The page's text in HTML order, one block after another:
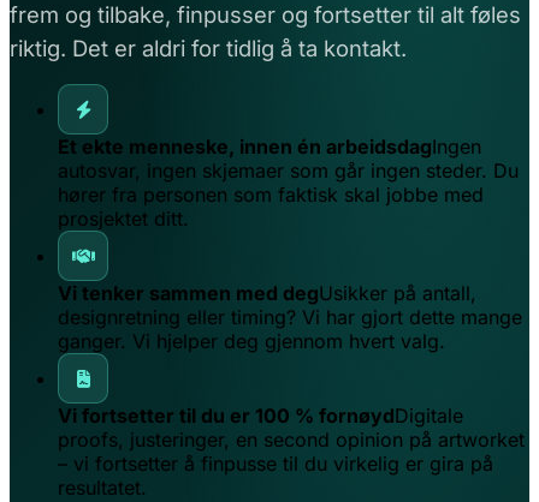
frem og tilbake, finpusser og fortsetter til alt føles
riktig. Det er aldri for tidlig å ta kontakt.
Et ekte menneske, innen én arbeidsdagIngen
autosvar, ingen skjemaer som går ingen steder. Du
hører fra personen som faktisk skal jobbe med
prosjektet ditt.
Vi tenker sammen med degUsikker på antall,
designretning eller timing? Vi har gjort dette mange
ganger. Vi hjelper deg gjennom hvert valg.
Vi fortsetter til du er 100 % fornøydDigitale
proofs, justeringer, en second opinion på artworket
– vi fortsetter å finpusse til du virkelig er gira på
resultatet.